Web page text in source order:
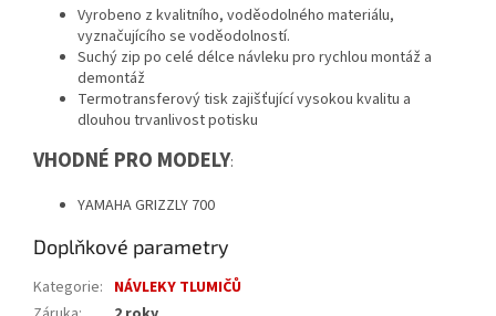
Vyrobeno z kvalitního, voděodolného materiálu,
vyznačujícího se voděodolností.
Suchý zip po celé délce návleku pro rychlou montáž a
demontáž
Termotransferový tisk zajišťující vysokou kvalitu a
dlouhou trvanlivost potisku
VHODNÉ PRO MODELY:
YAMAHA GRIZZLY 700
Doplňkové parametry
Kategorie: NÁVLEKY TLUMIČŮ